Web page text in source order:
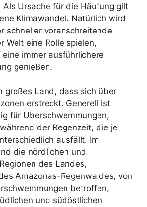
Als Ursache für die Häufung gilt
Klimawandel. Natürlich wird
schneller voranschreitende
Welt eine Rolle spielen,
immer ausführlichere
genießen.
großes Land, dass sich über
erstreckt. Generell ist
für Überschwemmungen,
der Regenzeit, die je
ausfällt. Im
die nördlichen und
des Landes,
Amazonas-Regenwaldes, von
betroffen,
und südöstlichen